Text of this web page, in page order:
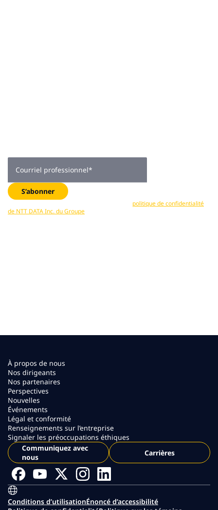
Courriel professionnel*
S’abonner
politique de confidentialité
de NTT DATA Inc. du Groupe
À propos de nous
Nos dirigeants
Nos partenaires
Perspectives
Nouvelles
Événements
Légal et conformité
Renseignements sur l’entreprise
Signaler les préoccupations éthiques
Communiquez avec
nous
Carrières
Conditions d’utilisationÉnoncé d’accessibilité